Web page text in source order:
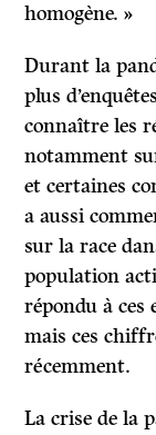
homogène. »
Durant la
plus
connaître les
notamment
et certaines
a aussi
sur la race
population
répondu à ces
mais ces
récemment.
La crise de la